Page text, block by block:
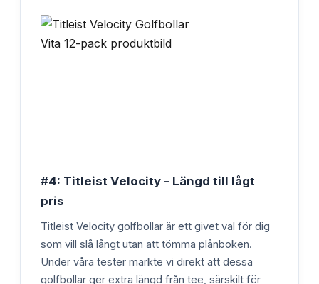
#4: Titleist Velocity – Längd till lågt
pris
Titleist Velocity golfbollar är ett givet val för dig
som vill slå långt utan att tömma plånboken.
Under våra tester märkte vi direkt att dessa
golfbollar ger extra längd från tee, särskilt för